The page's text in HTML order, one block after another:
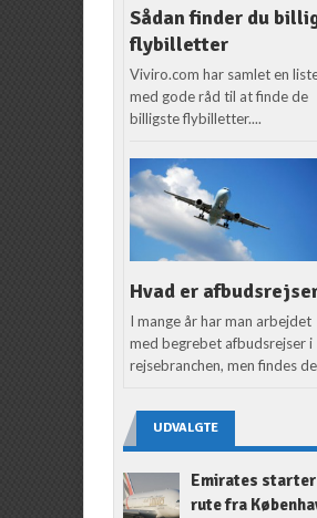
Sådan finder du
flybilletter
Viviro.com har samlet en
med gode råd til at finde de
billigste flybilletter....
Hvad er
I mange år har man arbejdet
med begrebet afbudsrejser i
rejsebranchen, men findes
UDVALGTE
Emirates starter
rute fra